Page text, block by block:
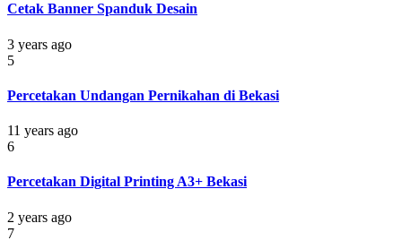
Cetak Banner Spanduk Desain
3 years ago
5
Percetakan Undangan Pernikahan di Bekasi
11 years ago
6
Percetakan Digital Printing A3+ Bekasi
2 years ago
7